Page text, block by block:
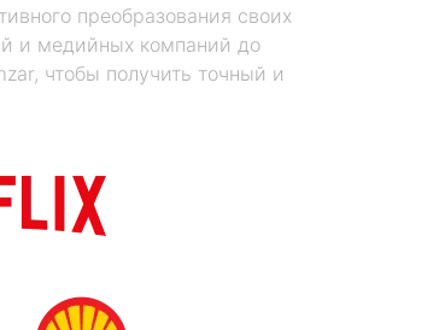
преобразования своих
и медийных компаний до
чтобы получить точный и